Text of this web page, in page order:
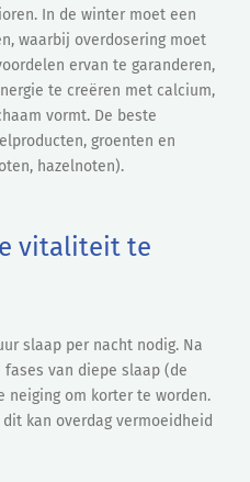
In de winter moet een
waarbij overdosering moet
ervan te garanderen,
te creëren met calcium,
vormt. De beste
groenten en
hazelnoten).
vitaliteit te
slaap per nacht nodig. Na
van diepe slaap (de
neiging om korter te worden.
kan overdag vermoeidheid